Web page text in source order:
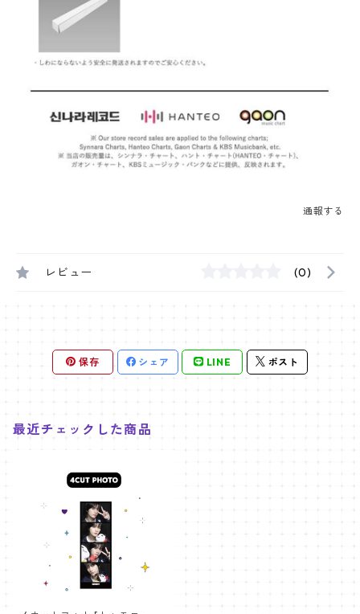
通報する
レビュー (0)
保存 シェア LINE ポスト
最近チェックした商品